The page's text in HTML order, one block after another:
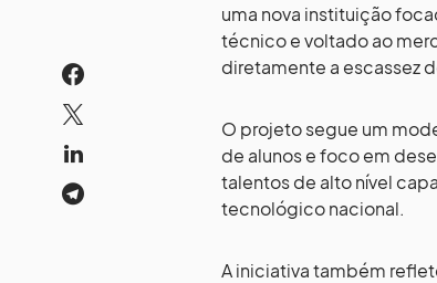
uma nova instituição
técnico e voltado ao
diretamente a escassez
O projeto segue um
de alunos e foco em
talentos de alto nível
tecnológico nacional.
A iniciativa também